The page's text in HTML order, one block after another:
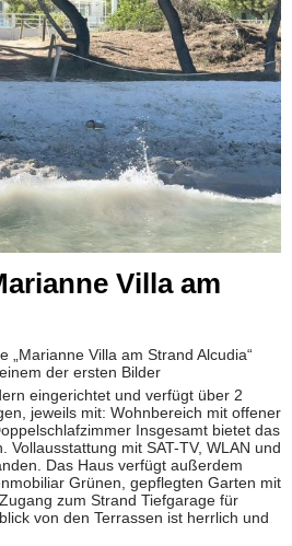
Villa am
„Marianne Villa am Strand Alcudia“
der ersten Bilder
eingerichtet und verfügt über 2
jeweils mit: Wohnbereich mit offener
Insgesamt bietet das
Vollausstattung mit SAT-TV, WLAN und
Das Haus verfügt außerdem
Grünen, gepflegten Garten mit
zum Strand Tiefgarage für
von den Terrassen ist herrlich und